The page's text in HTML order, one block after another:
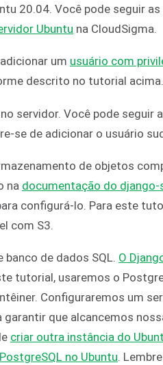
20.04. Você pode seguir
Ubuntu na CloudSigma.
um usuário com
descrito no tutorial acima.
servidor. Você pode seguir
se de adicionar o usuário
de objetos
na documentação do
configurá-lo. Para este
com S3.
banco de dados SQL. O
tutorial, usaremos o
Configuraremos um
garantir que alcancemos
criar outra instância do
no Ubuntu.